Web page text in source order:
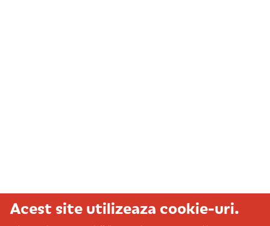
Acest site utilizeaza cookie-uri.